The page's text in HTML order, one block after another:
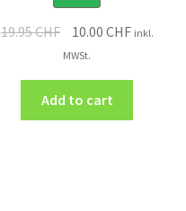
19.95CHF 10.00 CHF inkl.
MWSt.
Add to cart